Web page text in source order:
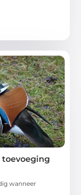
toevoeging
wanneer